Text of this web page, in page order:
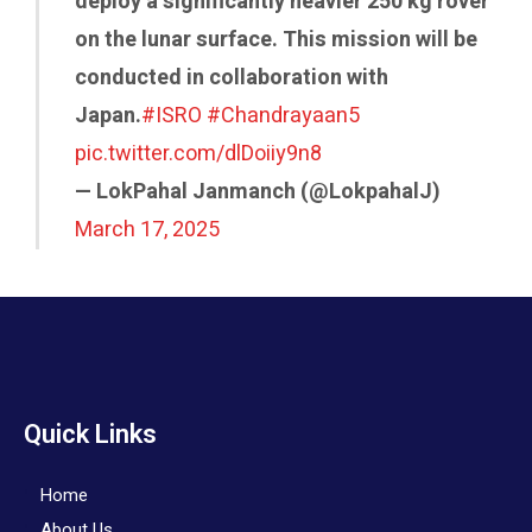
on the lunar surface. This mission will be
conducted in collaboration with
Japan.#ISRO #Chandrayaan5
pic.twitter.com/dlDoiiy9n8
— LokPahal Janmanch (@LokpahalJ)
March 17, 2025
Quick Links
Home